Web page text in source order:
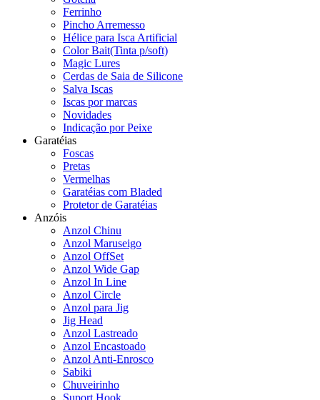
Ferrinho
Pincho Arremesso
Hélice para Isca Artificial
Color Bait(Tinta p/soft)
Magic Lures
Cerdas de Saia de Silicone
Salva Iscas
Iscas por marcas
Novidades
Indicação por Peixe
Garatéias
Foscas
Pretas
Vermelhas
Garatéias com Bladed
Protetor de Garatéias
Anzóis
Anzol Chinu
Anzol Maruseigo
Anzol OffSet
Anzol Wide Gap
Anzol In Line
Anzol Circle
Anzol para Jig
Jig Head
Anzol Lastreado
Anzol Encastoado
Anzol Anti-Enrosco
Sabiki
Chuveirinho
Suport Hook